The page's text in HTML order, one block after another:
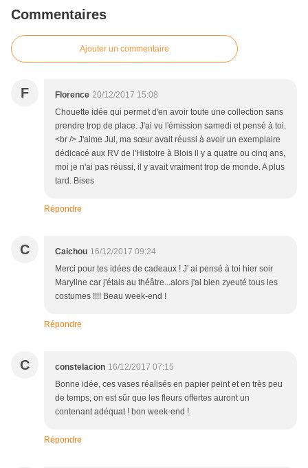
Commentaires
Ajouter un commentaire
F Florence 20/12/2017 15:08
Chouette idée qui permet d'en avoir toute une collection sans
prendre trop de place. J'ai vu l'émission samedi et pensé à toi.
<br /> J'aime Jul, ma sœur avait réussi à avoir un exemplaire
dédicacé aux RV de l'Histoire à Blois il y a quatre ou cinq ans,
moi je n'ai pas réussi, il y avait vraiment trop de monde. A plus
tard. Bises
Répondre
C Caichou 16/12/2017 09:24
Merci pour tes idées de cadeaux ! J' ai pensé à toi hier soir
Maryline car j'étais au théâtre...alors j'ai bien zyeuté tous les
costumes !!!! Beau week-end !
Répondre
C constelacion 16/12/2017 07:15
Bonne idée, ces vases réalisés en papier peint et en très peu
de temps, on est sûr que les fleurs offertes auront un
contenant adéquat ! bon week-end !
Répondre